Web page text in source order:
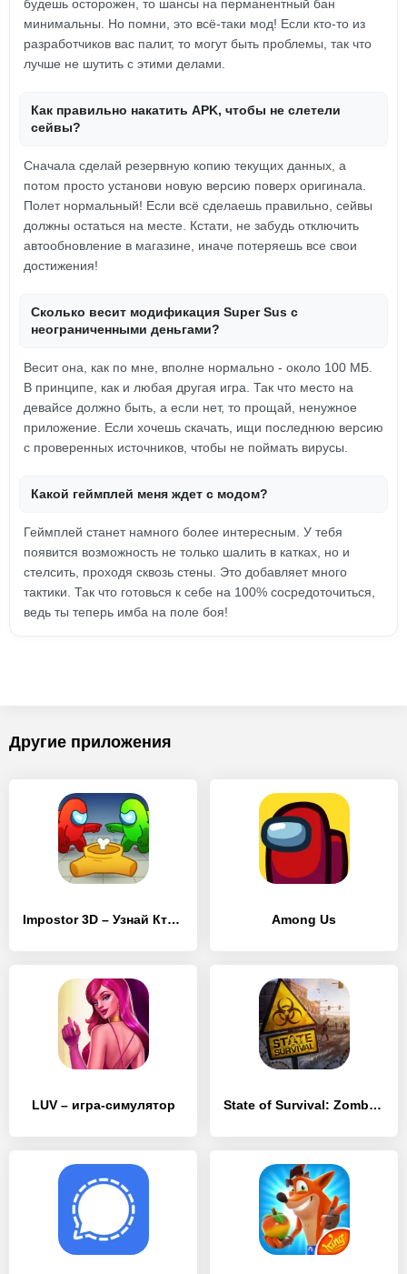
будешь осторожен, то шансы на перманентный бан
минимальны. Но помни, это всё-таки мод! Если кто-то из
разработчиков вас палит, то могут быть проблемы, так что
лучше не шутить с этими делами.
Как правильно накатить APK, чтобы не слетели
сейвы?
Сначала сделай резервную копию текущих данных, а
потом просто установи новую версию поверх оригинала.
Полет нормальный! Если всё сделаешь правильно, сейвы
должны остаться на месте. Кстати, не забудь отключить
автообновление в магазине, иначе потеряешь все свои
достижения!
Сколько весит модификация Super Sus с
неограниченными деньгами?
Весит она, как по мне, вполне нормально - около 100 МБ.
В принципе, как и любая другая игра. Так что место на
девайсе должно быть, а если нет, то прощай, ненужное
приложение. Если хочешь скачать, ищи последнюю версию
с проверенных источников, чтобы не поймать вирусы.
Какой геймплей меня ждет с модом?
Геймплей станет намного более интересным. У тебя
появится возможность не только шалить в катках, но и
стелсить, проходя сквозь стены. Это добавляет много
тактики. Так что готовься к себе на 100% сосредоточиться,
ведь ты теперь имба на поле боя!
Другие приложения
Impostor 3D – Узнай Кто Предатель! Among Us
LUV – игра-симулятор State of Survival: Zombie War